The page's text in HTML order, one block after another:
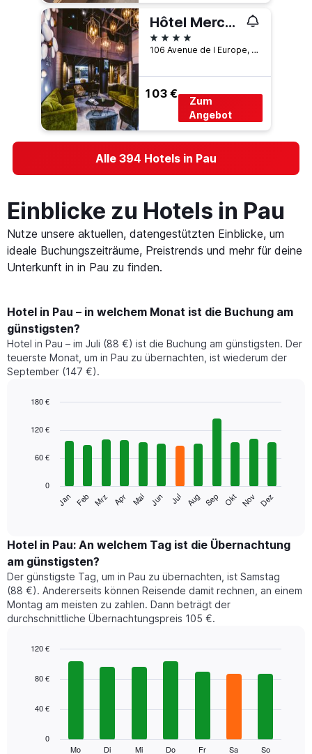
Hôtel Mercure Pau Palais des Sports
4 Sterne
106 Avenue de l Europe, Pau, Pyrénées-Atlantiques, Frankreich
103 €
Zum
Angebot
Alle 394 Hotels in Pau
Einblicke zu Hotels in Pau
Nutze unsere aktuellen, datengestützten Einblicke, um
ideale Buchungszeiträume, Preistrends und mehr für deine
Unterkunft in in Pau zu finden.
Hotel in Pau – in welchem Monat ist die Buchung am
günstigsten?
Hotel in Pau – im Juli (88 €) ist die Buchung am günstigsten. Der
teuerste Monat, um in Pau zu übernachten, ist wiederum der
September (147 €).
chart
bars.
folgende
den
durchschnittlichen
Zimmerpreis
im
jeweiligen
Monat
an.
Diagramm
die
Monate
graphic.
Jan Feb Mrz Apr Mai Jun Jul Aug Sep Okt Nov Dez
0
60 €
120 €
180 €
Hotel in Pau: An welchem Tag ist die Übernachtung
am günstigsten?
Der günstigste Tag, um in Pau zu übernachten, ist Samstag
(88 €). Andererseits können Reisende damit rechnen, an einem
Montag am meisten zu zahlen. Dann beträgt der
durchschnittliche Übernachtungspreis 105 €.
chart
bars.
Mo Di Mi Do Fr Sa So
0
40 €
80 €
120 €